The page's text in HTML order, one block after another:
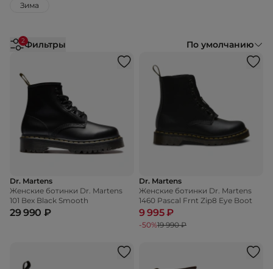
Зима
2Фильтры По умолчанию
Dr. Martens
Женские ботинки Dr. Martens
101 Bex Black Smooth
29 990 ₽
Dr. Martens
Женские ботинки Dr. Martens
1460 Pascal Frnt Zip8 Eye Boot
9 995 ₽
-50%19 990 ₽